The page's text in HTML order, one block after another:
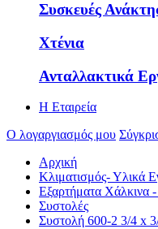
Συσκευές
Χτένια
Ανταλλακτικά
Η Εταιρεία
Ο λογαργιασμός μου
Αρχική
Κλιματισμός- Υλικά
Εξαρτήματα Χάλκινα -
Συστολές
Συστολή 600-2 3/4 x